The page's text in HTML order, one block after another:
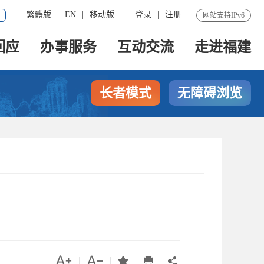
网站支持IPv6
登录 注册
繁體版 EN 移动版
应 办事服务 互动交流 走进福建
长者模式 无障碍浏览
  